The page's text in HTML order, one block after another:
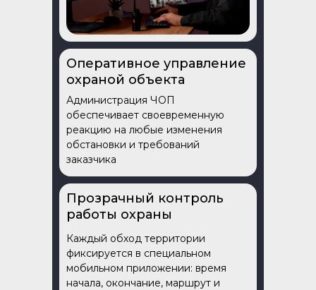
Оперативное управление
охраной объекта
Администрация ЧОП
обеспечивает своевременную
реакцию на любые изменения
обстановки и требований
заказчика
Прозрачный контроль
работы охраны
Каждый обход территории
фиксируется в специальном
мобильном приложении: время
начала, окончание, маршрут и